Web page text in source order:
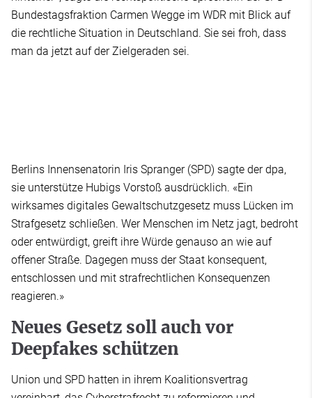
Bundestagsfraktion Carmen Wegge im WDR mit Blick auf
die rechtliche Situation in Deutschland. Sie sei froh, dass
man da jetzt auf der Zielgeraden sei.
Berlins Innensenatorin Iris Spranger (SPD) sagte der dpa,
sie unterstütze Hubigs Vorstoß ausdrücklich. «Ein
wirksames digitales Gewaltschutzgesetz muss Lücken im
Strafgesetz schließen. Wer Menschen im Netz jagt, bedroht
oder entwürdigt, greift ihre Würde genauso an wie auf
offener Straße. Dagegen muss der Staat konsequent,
entschlossen und mit strafrechtlichen Konsequenzen
reagieren.»
Neues Gesetz soll auch vor
Deepfakes schützen
Union und SPD hatten in ihrem Koalitionsvertrag